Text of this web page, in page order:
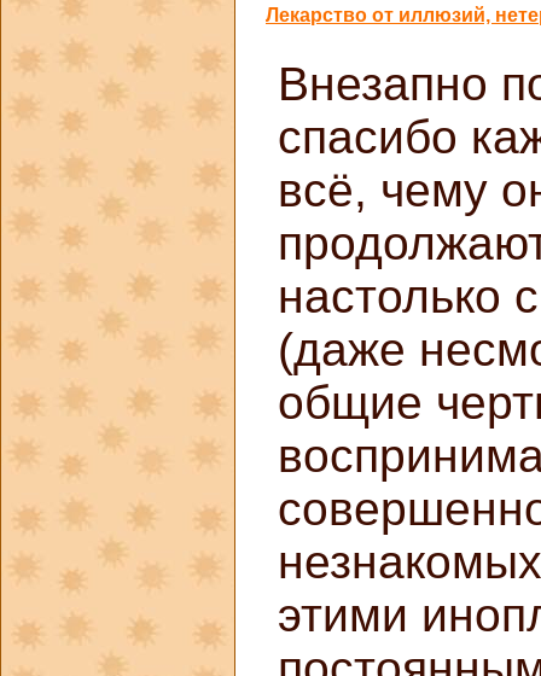
Лекарство от иллюзий,
Внезапно
спасибо
всё, чему
настолько
(даже
общие
этими